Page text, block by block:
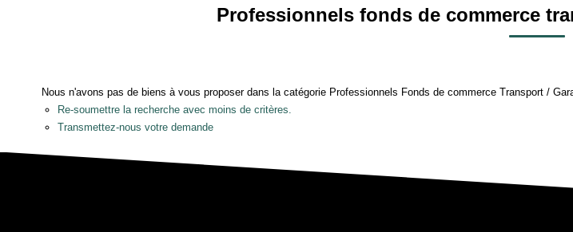
Professionnels fonds de commerce
Nous n'avons pas de biens à vous proposer dans la catégorie Professionnels Fonds de commerce Transport /
Re-soumettre la recherche avec moins de critères.
Transmettez-nous votre demande